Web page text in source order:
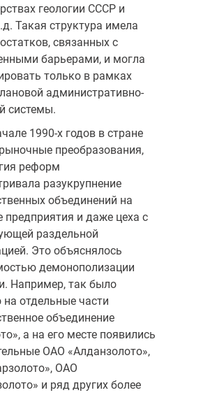
геологии СССР и
Такая структура имела
связанных с
барьерами, и могла
только в рамках
административно-
системы.
1990-х годов в стране
преобразования,
реформ
разукрупнение
объединений на
предприятия и даже цеха с
раздельной
Это объяснялось
демонополизации
Например, так было
на отдельные части
объединение
а на его месте появились
ОАО «Алданзолото»,
ОАО
и ряд других более